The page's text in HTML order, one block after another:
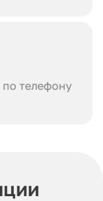
по телефону